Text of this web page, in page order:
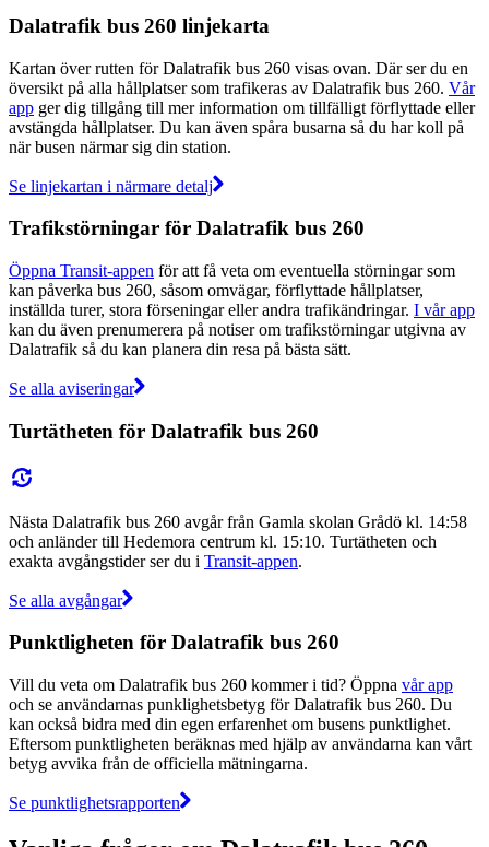
Dalatrafik bus 260 linjekarta
Kartan över rutten för Dalatrafik bus 260 visas ovan. Där ser du en
översikt på alla hållplatser som trafikeras av Dalatrafik bus 260. Vår
app ger dig tillgång till mer information om tillfälligt förflyttade eller
avstängda hållplatser. Du kan även spåra busarna så du har koll på
när busen närmar sig din station.
Se linjekartan i närmare detalj
Trafikstörningar för Dalatrafik bus 260
Öppna Transit-appen för att få veta om eventuella störningar som
kan påverka bus 260, såsom omvägar, förflyttade hållplatser,
inställda turer, stora förseningar eller andra trafikändringar. I vår app
kan du även prenumerera på notiser om trafikstörningar utgivna av
Dalatrafik så du kan planera din resa på bästa sätt.
Se alla aviseringar
Turtätheten för Dalatrafik bus 260
Nästa Dalatrafik bus 260 avgår från Gamla skolan Grådö kl. 14:58
och anländer till Hedemora centrum kl. 15:10. Turtätheten och
exakta avgångstider ser du i Transit-appen.
Se alla avgångar
Punktligheten för Dalatrafik bus 260
Vill du veta om Dalatrafik bus 260 kommer i tid? Öppna vår app
och se användarnas punklighetsbetyg för Dalatrafik bus 260. Du
kan också bidra med din egen erfarenhet om busens punktlighet.
Eftersom punktligheten beräknas med hjälp av användarna kan vårt
betyg avvika från de officiella mätningarna.
Se punktlighetsrapporten